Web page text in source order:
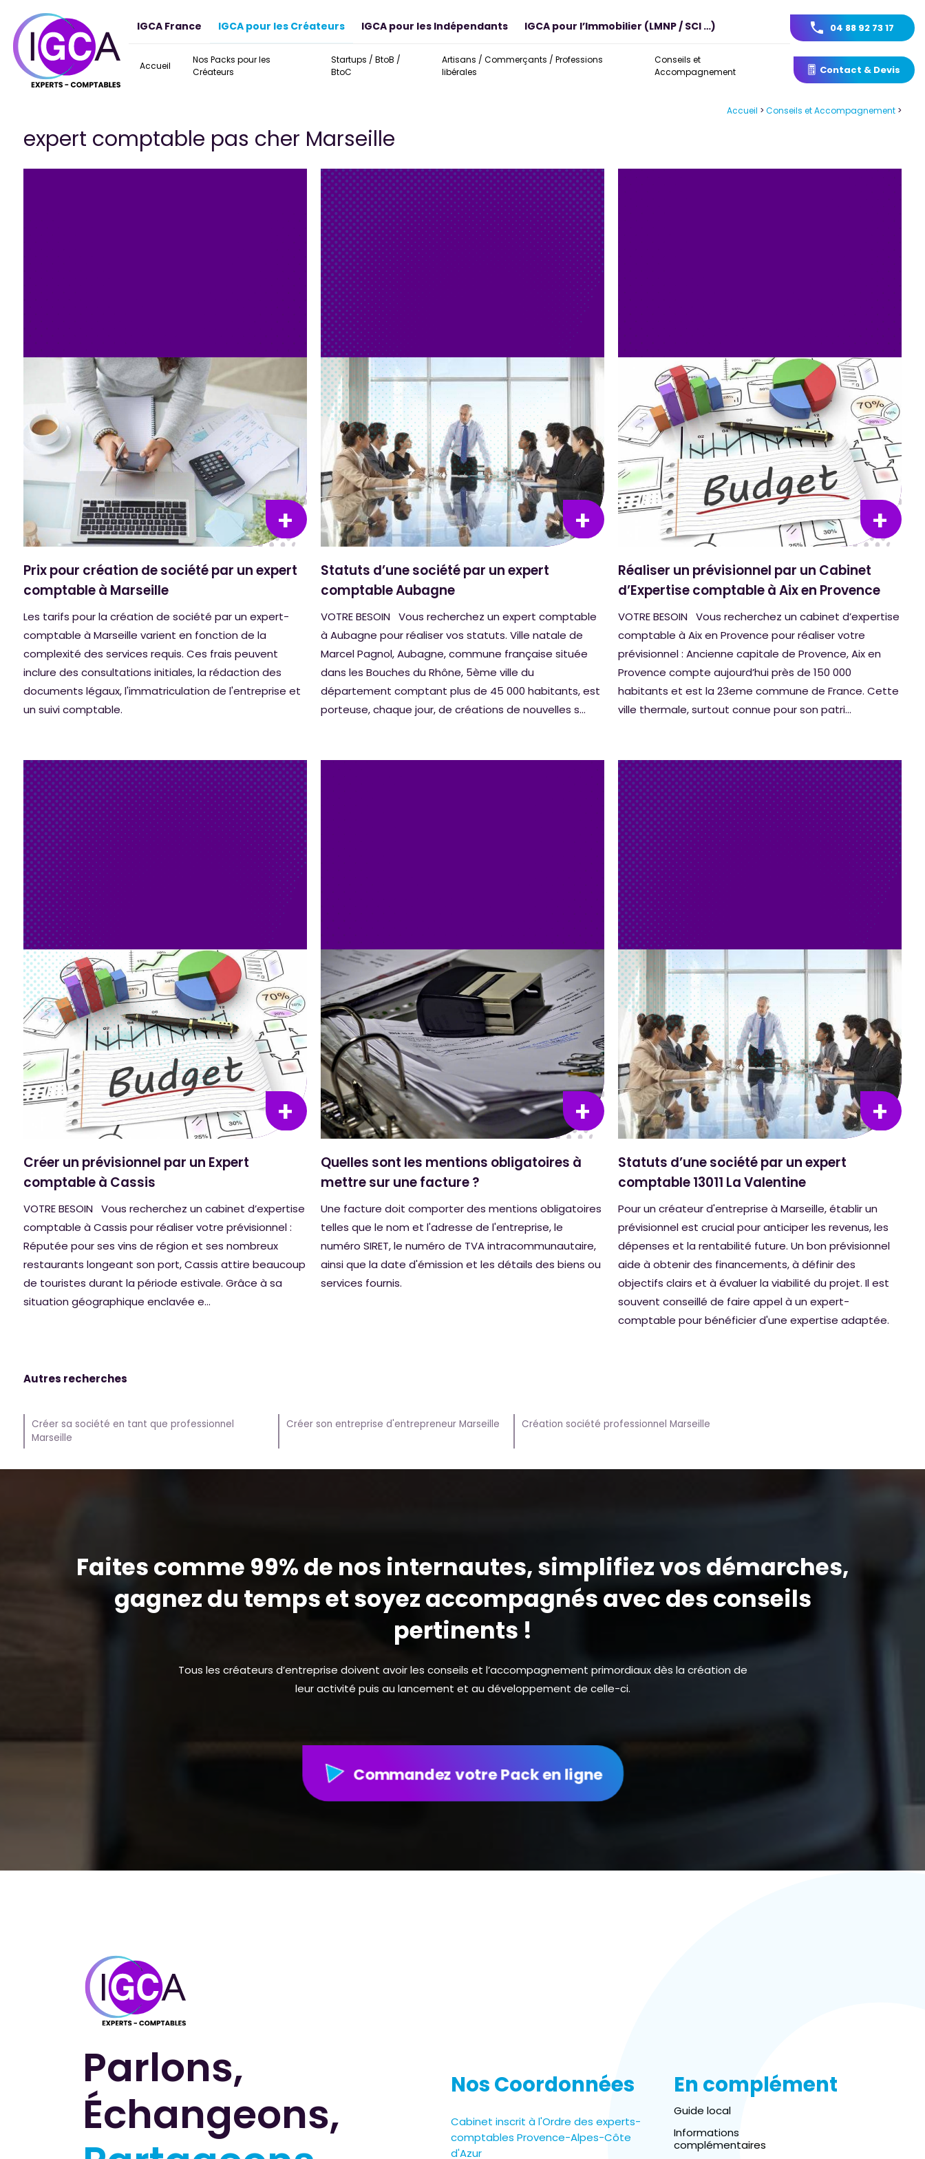
IGCA France IGCA pour les Créateurs
Accueil
Nos Packs pour les
Créateurs
Startups / BtoB /
BtoC
Artisans / Commerçants / Professions
libérales
Conseils et
Accompagnement
IGCA pour les Indépendants IGCA pour l’Immobilier (LMNP / SCI …) 04 88 92 73 17
Contact & Devis
Accueil >Conseils et Accompagnement >
expert comptable pas cher Marseille
Prix pour création de société par un expert
comptable à Marseille
Les tarifs pour la création de société par un expert-
comptable à Marseille varient en fonction de la
complexité des services requis. Ces frais peuvent
inclure des consultations initiales, la rédaction des
documents légaux, l'immatriculation de l'entreprise et
un suivi comptable.
Statuts d’une société par un expert
comptable Aubagne
VOTRE BESOIN Vous recherchez un expert comptable
à Aubagne pour réaliser vos statuts. Ville natale de
Marcel Pagnol, Aubagne, commune française située
dans les Bouches du Rhône, 5ème ville du
département comptant plus de 45 000 habitants, est
porteuse, chaque jour, de créations de nouvelles s...
Réaliser un prévisionnel par un Cabinet
d’Expertise comptable à Aix en Provence
VOTRE BESOIN Vous recherchez un cabinet d’expertise
comptable à Aix en Provence pour réaliser votre
prévisionnel : Ancienne capitale de Provence, Aix en
Provence compte aujourd’hui près de 150 000
habitants et est la 23eme commune de France. Cette
ville thermale, surtout connue pour son patri...
Créer un prévisionnel par un Expert
comptable à Cassis
VOTRE BESOIN Vous recherchez un cabinet d’expertise
comptable à Cassis pour réaliser votre prévisionnel :
Réputée pour ses vins de région et ses nombreux
restaurants longeant son port, Cassis attire beaucoup
de touristes durant la période estivale. Grâce à sa
situation géographique enclavée e...
Quelles sont les mentions obligatoires à
mettre sur une facture ?
Une facture doit comporter des mentions obligatoires
telles que le nom et l'adresse de l'entreprise, le
numéro SIRET, le numéro de TVA intracommunautaire,
ainsi que la date d'émission et les détails des biens ou
services fournis.
Statuts d’une société par un expert
comptable 13011 La Valentine
Pour un créateur d'entreprise à Marseille, établir un
prévisionnel est crucial pour anticiper les revenus, les
dépenses et la rentabilité future. Un bon prévisionnel
aide à obtenir des financements, à définir des
objectifs clairs et à évaluer la viabilité du projet. Il est
souvent conseillé de faire appel à un expert-
comptable pour bénéficier d'une expertise adaptée.
Autres recherches
Créer sa société en tant que professionnel
Marseille
Créer son entreprise d'entrepreneur Marseille Création société professionnel Marseille
Faites comme 99% de nos internautes, simplifiez vos démarches,
gagnez du temps et soyez accompagnés avec des conseils
pertinents !
Tous les créateurs d’entreprise doivent avoir les conseils et l’accompagnement primordiaux dès la création de
leur activité puis au lancement et au développement de celle-ci.
Commandez votre Pack en ligne
Parlons,
Échangeons,
Nos Coordonnées
Cabinet inscrit à l'Ordre des experts-
comptables Provence-Alpes-Côte
d'Azur
En complément
Guide local
Informations
complémentaires